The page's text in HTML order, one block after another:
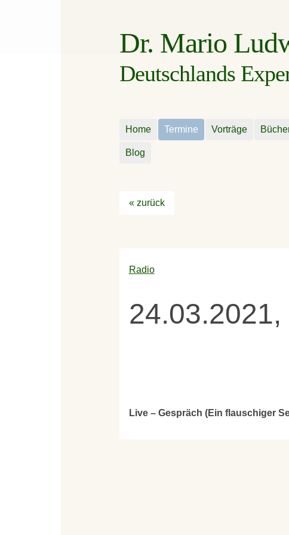
Dr. Mario
Deutschlands
Home Termine Vorträge
Blog
« zurück
Radio
24.03.2021,
Live – Gespräch (Ein flauschiger